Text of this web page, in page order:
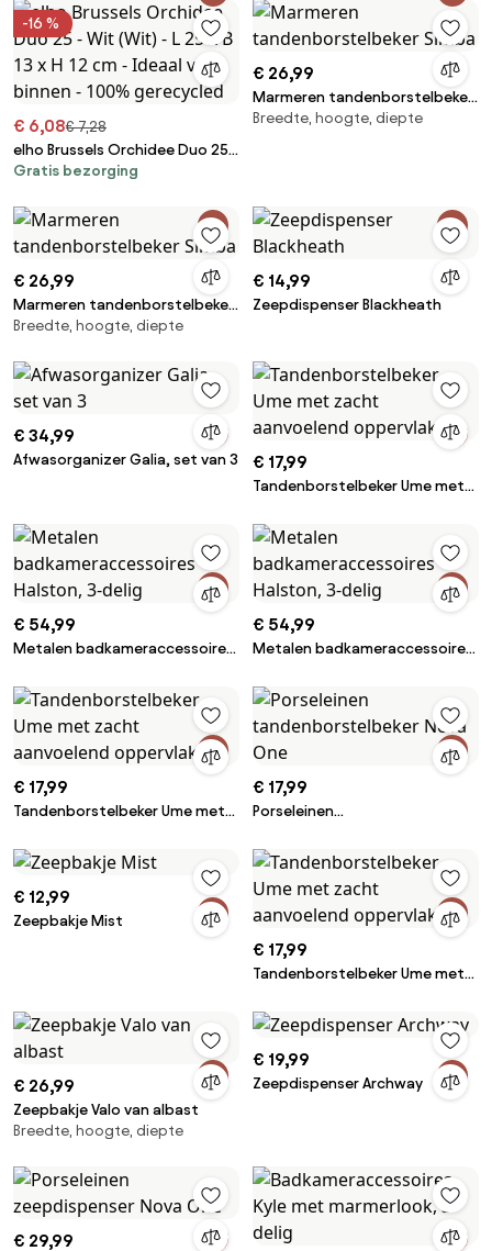
binnen - 100% gerecycled
100% gerecycled
-16 %
€ 6,08€ 7,28
elho Brussels Orchidee Duo 25 -
Wit (Wit) - L 25 x B 13 x H 12 cm -
gerecycled
Gratis bezorging
€ 26,99
Marmeren tandenborstelbeker
Simba
Breedte, hoogte, diepte
€ 26,99
Marmeren tandenborstelbeker
Simba
Breedte, hoogte, diepte
€ 14,99
Zeepdispenser Blackheath
€ 34,99
Afwasorganizer Galia, set van 3 € 17,99
Tandenborstelbeker Ume met
€ 54,99
Metalen badkameraccessoires
€ 54,99
Metalen badkameraccessoires
€ 17,99
Tandenborstelbeker Ume met
€ 17,99
Porseleinen
€ 12,99
Zeepbakje Mist
€ 17,99
Tandenborstelbeker Ume met
€ 26,99
Zeepbakje Valo van albast
Breedte, hoogte, diepte
€ 19,99
Zeepdispenser Archway
€ 29,99